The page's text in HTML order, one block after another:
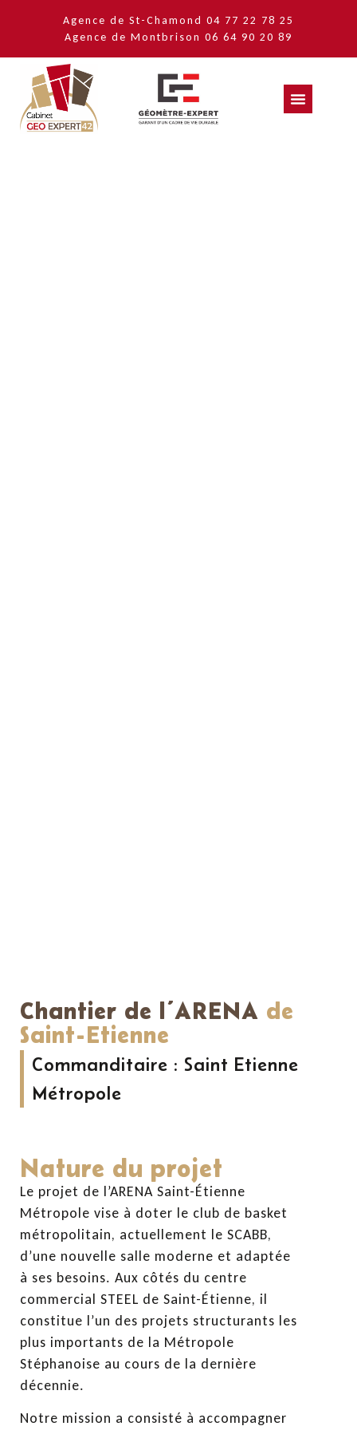
Agence de St-Chamond 04 77 22 78 25
Agence de Montbrison 06 64 90 20 89
Chantier de l’ARENA de
Saint-Etienne
Commanditaire : Saint Etienne
Métropole
Nature du projet
Le projet de l’ARENA Saint-Étienne
Métropole vise à doter le club de basket
métropolitain, actuellement le SCABB,
d’une nouvelle salle moderne et adaptée
à ses besoins. Aux côtés du centre
commercial STEEL de Saint-Étienne, il
constitue l’un des projets structurants les
plus importants de la Métropole
Stéphanoise au cours de la dernière
décennie.
Notre mission a consisté à accompagner